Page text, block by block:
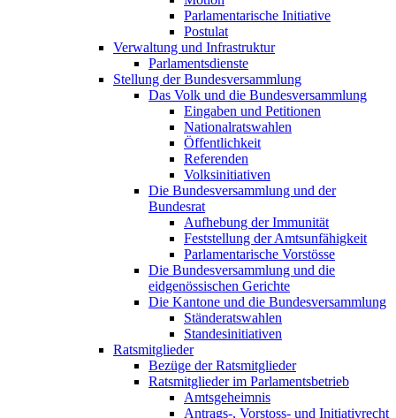
Parlamentarische Initiative
Postulat
Verwaltung und Infrastruktur
Parlamentsdienste
Stellung der Bundesversammlung
Das Volk und die Bundesversammlung
Eingaben und Petitionen
Nationalratswahlen
Öffentlichkeit
Referenden
Volksinitiativen
Die Bundesversammlung und der
Bundesrat
Aufhebung der Immunität
Feststellung der Amtsunfähigkeit
Parlamentarische Vorstösse
Die Bundesversammlung und die
eidgenössischen Gerichte
Die Kantone und die Bundesversammlung
Ständeratswahlen
Standesinitiativen
Ratsmitglieder
Bezüge der Ratsmitglieder
Ratsmitglieder im Parlamentsbetrieb
Amtsgeheimnis
Antrags-, Vorstoss- und Initiativrecht